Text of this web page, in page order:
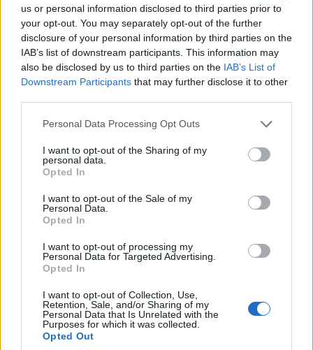
us or personal information disclosed to third parties prior to
your opt-out. You may separately opt-out of the further
disclosure of your personal information by third parties on the
IAB’s list of downstream participants. This information may
also be disclosed by us to third parties on the IAB’s List of
Downstream Participants that may further disclose it to other
Please note that this website/app uses one or more Google
not limited to your visit or usage behaviour. You may click to
grant or deny consent to Google and its third-party tags to
use your data for below specified purposes in below Google
consent section.
Personal Data Processing Opt Outs
I want to opt-out of the Sharing of my
personal data.
Opted In
I want to opt-out of the Sale of my
Personal Data.
Opted In
I want to opt-out of processing my
Personal Data for Targeted Advertising.
Opted In
I want to opt-out of Collection, Use,
Retention, Sale, and/or Sharing of my
Personal Data that Is Unrelated with the
Purposes for which it was collected.
Opted Out
9/08/2026 - 9:21πμ
Αθηνών-Σουνίου: ΙΧ συγκρούστηκε με μηχανή της
ΔΙΑΣ – Τραυματίστηκαν δύο αστυνομικοί
9/08/2026 - 8:33πμ